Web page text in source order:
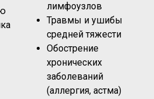
лимфоузлов
Травмы и ушибы
средней тяжести
Обострение
хронических
заболеваний
(аллергия, астма)